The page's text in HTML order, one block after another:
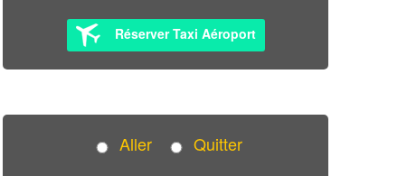
Réserver Taxi Aéroport
Aller Quitter